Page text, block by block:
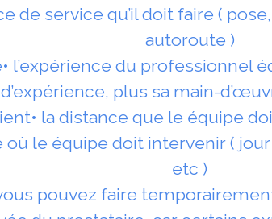
de service qu’il doit faire (
autoroute )
l’expérience du professionnel
plus sa main-
la distance que le équipe
où le équipe doit intervenir (
etc )
pouvez faire